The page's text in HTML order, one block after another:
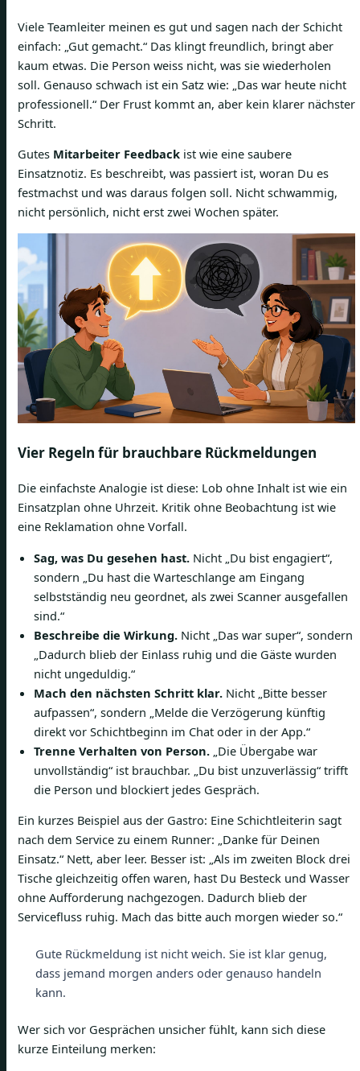
Viele Teamleiter meinen es gut und sagen nach der Schicht
einfach: „Gut gemacht.“ Das klingt freundlich, bringt aber
kaum etwas. Die Person weiss nicht, was sie wiederholen
soll. Genauso schwach ist ein Satz wie: „Das war heute nicht
professionell.“ Der Frust kommt an, aber kein klarer nächster
Schritt.
Gutes Mitarbeiter Feedback ist wie eine saubere
Einsatznotiz. Es beschreibt, was passiert ist, woran Du es
festmachst und was daraus folgen soll. Nicht schwammig,
nicht persönlich, nicht erst zwei Wochen später.
Vier Regeln für brauchbare Rückmeldungen
Die einfachste Analogie ist diese: Lob ohne Inhalt ist wie ein
Einsatzplan ohne Uhrzeit. Kritik ohne Beobachtung ist wie
eine Reklamation ohne Vorfall.
Sag, was Du gesehen hast. Nicht „Du bist engagiert“,
sondern „Du hast die Warteschlange am Eingang
selbstständig neu geordnet, als zwei Scanner ausgefallen
sind.“
Beschreibe die Wirkung. Nicht „Das war super“, sondern
„Dadurch blieb der Einlass ruhig und die Gäste wurden
nicht ungeduldig.“
Mach den nächsten Schritt klar. Nicht „Bitte besser
aufpassen“, sondern „Melde die Verzögerung künftig
direkt vor Schichtbeginn im Chat oder in der App.“
Trenne Verhalten von Person. „Die Übergabe war
unvollständig“ ist brauchbar. „Du bist unzuverlässig“ trifft
die Person und blockiert jedes Gespräch.
Ein kurzes Beispiel aus der Gastro: Eine Schichtleiterin sagt
nach dem Service zu einem Runner: „Danke für Deinen
Einsatz.“ Nett, aber leer. Besser ist: „Als im zweiten Block drei
Tische gleichzeitig offen waren, hast Du Besteck und Wasser
ohne Aufforderung nachgezogen. Dadurch blieb der
Servicefluss ruhig. Mach das bitte auch morgen wieder so.“
Gute Rückmeldung ist nicht weich. Sie ist klar genug,
dass jemand morgen anders oder genauso handeln
kann.
Wer sich vor Gesprächen unsicher fühlt, kann sich diese
kurze Einteilung merken: